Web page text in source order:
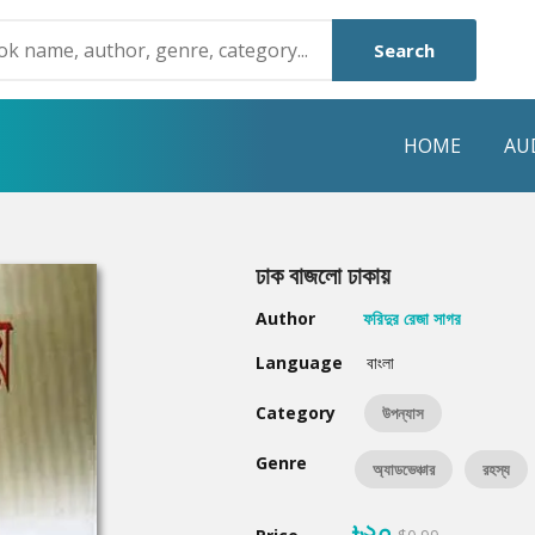
Search
HOME
Humayun Ahmed
Mouri Morium
Hot & New
ঢাক বাজলো ঢাকায়
Author
ফরিদুর রেজা সাগর
Language
বাংলা
Category উপন্যাস
Genre অ্যাডভেঞ্চার রহস্য